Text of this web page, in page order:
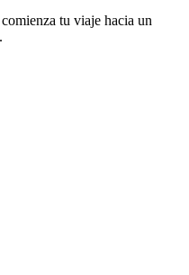
tu viaje hacia un